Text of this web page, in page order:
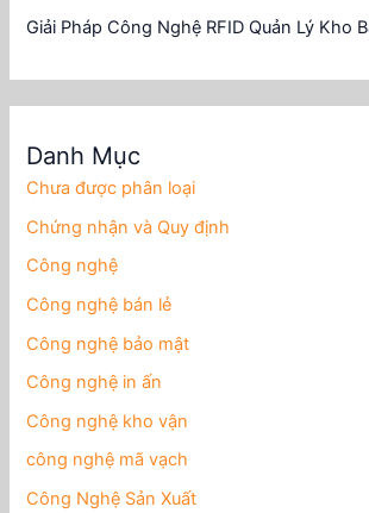
Giải Pháp Công Nghệ RFID Quản Lý Kho
Danh Mục
Chưa được phân loại
Chứng nhận và Quy định
Công nghệ
Công nghệ bán lẻ
Công nghệ bảo mật
Công nghệ in ấn
Công nghệ kho vận
công nghệ mã vạch
Công Nghệ Sản Xuất